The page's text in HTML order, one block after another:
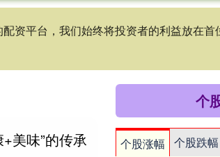
资平台，我们始终将投资者的利益放在
美味”的传承
个
个股涨幅 个股跌幅